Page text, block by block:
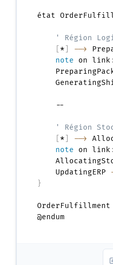
état
' Région
* -->
note on link :
    --
' Région
* -->
note on link :
    UpdatingERP
}
OrderFulfillment